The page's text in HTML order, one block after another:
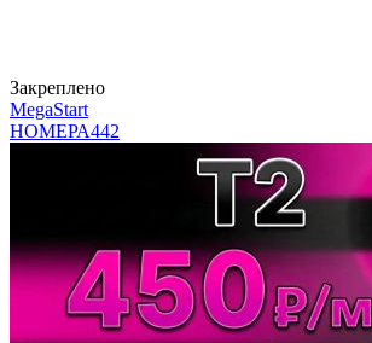
Закреплено
MegaStart
НОМЕРА442